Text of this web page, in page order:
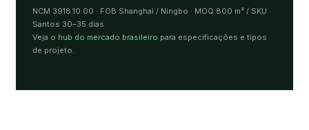
NCM 3918.10.00 · FOB Shanghai / Ningbo · MOQ 800 m² / SKU ·
Santos 30–35 dias
Veja o hub do mercado brasileiro para especificações e tipos
de projeto.